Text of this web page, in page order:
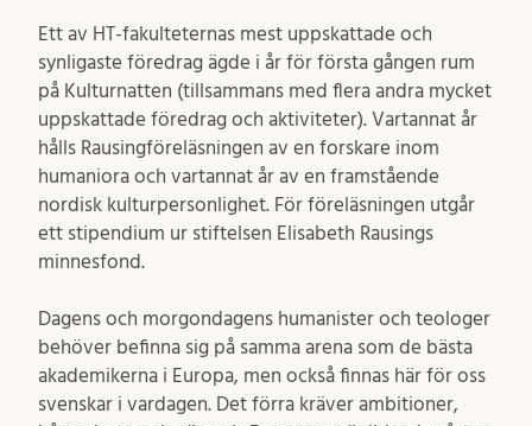
Ett av HT-fakulteternas mest uppskattade och
synligaste föredrag ägde i år för första gången rum
på Kulturnatten (tillsammans med flera andra mycket
uppskattade föredrag och aktiviteter). Vartannat år
hålls Rausingföreläsningen av en forskare inom
humaniora och vartannat år av en framstående
nordisk kulturpersonlighet. För föreläsningen utgår
ett stipendium ur stiftelsen Elisabeth Rausings
minnesfond.
Dagens och morgondagens humanister och teologer
behöver befinna sig på samma arena som de bästa
akademikerna i Europa, men också finnas här för oss
svenskar i vardagen. Det förra kräver ambitioner,